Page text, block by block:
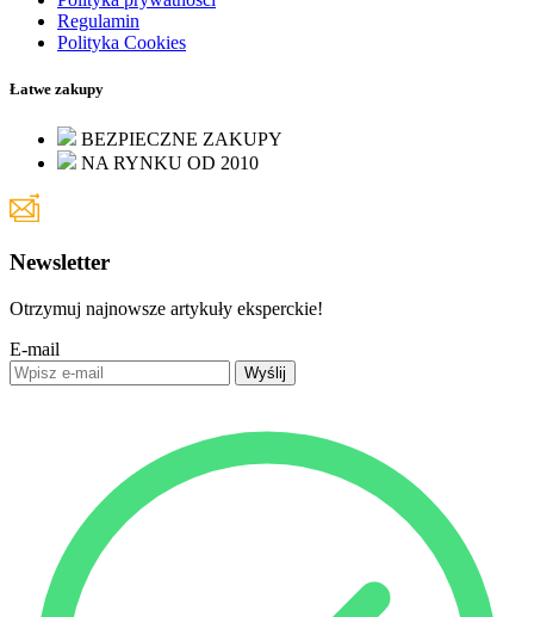
Regulamin
Polityka Cookies
Łatwe zakupy
BEZPIECZNE ZAKUPY
NA RYNKU OD 2010
Newsletter
Otrzymuj najnowsze artykuły eksperckie!
E-mail
Wyślij